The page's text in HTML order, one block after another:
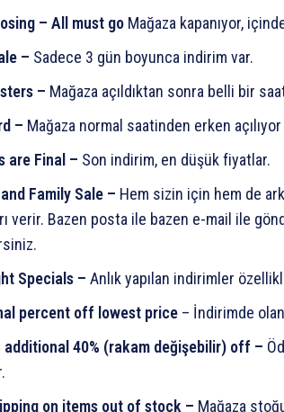
– All must go Mağaza kapanıyor,
– Sadece 3 gün boyunca indirim var.
– Mağaza açıldıktan sonra belli bir
– Mağaza normal saatinden erken
are Final – Son indirim, en düşük fiyatlar.
Family Sale – Hem sizin için hem de
verir. Bazen posta ile bazen e-mail ile
Specials – Anlık yapılan indirimler
percent off lowest price – İndirimde
additional 40% (rakam değişebilir) off –
on items out of stock – Mağaza